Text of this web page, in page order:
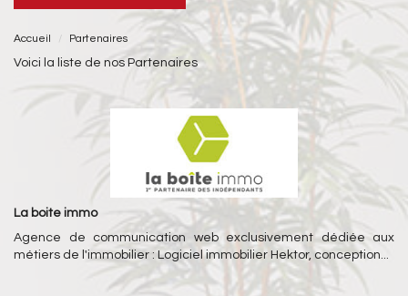
Accueil Partenaires
Voici la liste de nos Partenaires
La boite immo
Agence de communication web exclusivement dédiée aux
métiers de l'immobilier : Logiciel immobilier Hektor, conception...